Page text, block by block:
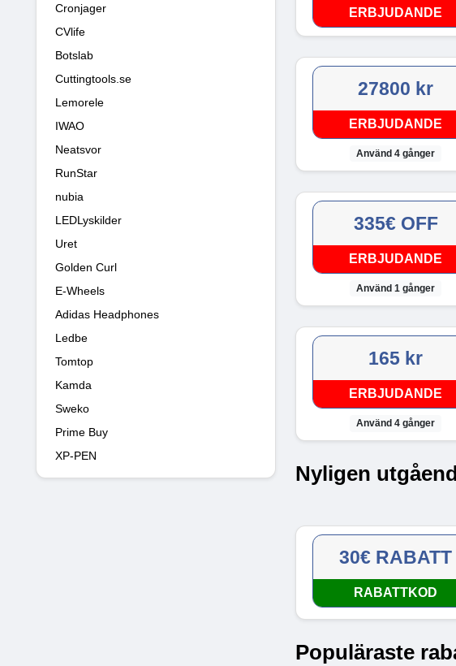
Cronjager
CVlife
Botslab
Cuttingtools.se
Lemorele
IWAO
Neatsvor
RunStar
nubia
LEDLyskilder
Uret
Golden Curl
E-Wheels
Adidas Headphones
Ledbe
Tomtop
Kamda
Sweko
Prime Buy
XP-PEN
ERBJUDANDE
27800 kr
ERBJUDANDE
Använd 4 gånger
335€ OFF
ERBJUDANDE
Använd 1 gånger
165 kr
ERBJUDANDE
Använd 4 gånger
Nyligen
30€ RABATT
RABATTKOD
Populäraste